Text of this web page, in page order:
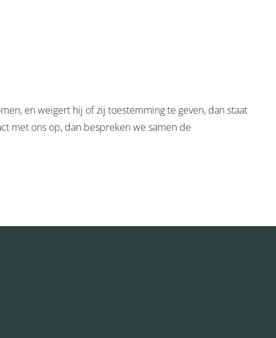
en weigert hij of zij toestemming te geven, dan staat
met ons op, dan bespreken we samen de